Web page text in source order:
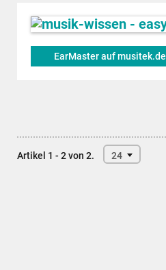
EarMaster auf musitek.de
Artikel 1 - 2 von 2. 24